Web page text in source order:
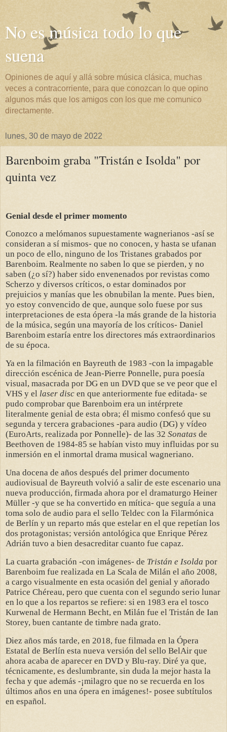
No es música todo lo que
suena
Opiniones de aquí y allá sobre música clásica, muchas
veces a contracorriente, para que conozcan lo que opino
algunos más que los amigos con los que me comunico
directamente.
lunes, 30 de mayo de 2022
Barenboim graba "Tristán e Isolda" por
quinta vez
Genial desde el primer momento
Conozco a melómanos supuestamente wagnerianos -así se
consideran a sí mismos- que no conocen, y hasta se ufanan
un poco de ello, ninguno de los Tristanes grabados por
Barenboim. Realmente no saben lo que se pierden, y no
saben (¿o sí?) haber sido envenenados por revistas como
Scherzo y diversos críticos, o estar dominados por
prejuicios y manías que les obnubilan la mente. Pues bien,
yo estoy convencido de que, aunque solo fuese por sus
interpretaciones de esta ópera -la más grande de la historia
de la música, según una mayoría de los críticos- Daniel
Barenboim estaría entre los directores más extraordinarios
de su época.
Ya en la filmación en Bayreuth de 1983 -con la impagable
dirección escénica de Jean-Pierre Ponnelle, pura poesía
visual, masacrada por DG en un DVD que se ve peor que el
VHS y el laser disc en que anteriormente fue editada- se
pudo comprobar que Barenboim era un intérprete
literalmente genial de esta obra; él mismo confesó que su
segunda y tercera grabaciones -para audio (DG) y vídeo
(EuroArts, realizada por Ponnelle)- de las 32 Sonatas de
Beethoven de 1984-85 se habían visto muy influidas por su
inmersión en el inmortal drama musical wagneriano.
Una docena de años después del primer documento
audiovisual de Bayreuth volvió a salir de este escenario una
nueva producción, firmada ahora por el dramaturgo Heiner
Müller -y que se ha convertido en mítica- que seguía a una
toma solo de audio para el sello Teldec con la Filarmónica
de Berlín y un reparto más que estelar en el que repetían los
dos protagonistas; versión antológica que Enrique Pérez
Adrián tuvo a bien desacreditar cuanto fue capaz.
La cuarta grabación -con imágenes- de Tristán e Isolda por
Barenboim fue realizada en La Scala de Milán el año 2008,
a cargo visualmente en esta ocasión del genial y añorado
Patrice Chéreau, pero que cuenta con el segundo serio lunar
en lo que a los repartos se refiere: si en 1983 era el tosco
Kurwenal de Hermann Becht, en Milán fue el Tristán de Ian
Storey, buen cantante de timbre nada grato.
Diez años más tarde, en 2018, fue filmada en la Ópera
Estatal de Berlín esta nueva versión del sello BelAir que
ahora acaba de aparecer en DVD y Blu-ray. Diré ya que,
técnicamente, es deslumbrante, sin duda la mejor hasta la
fecha y que además -¡milagro que no se recuerda en los
últimos años en una ópera en imágenes!- posee subtítulos
en español.